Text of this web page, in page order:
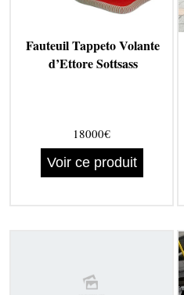
Fauteuil Tappeto Volante
d’Ettore Sottsass
18000€
Voir ce produit